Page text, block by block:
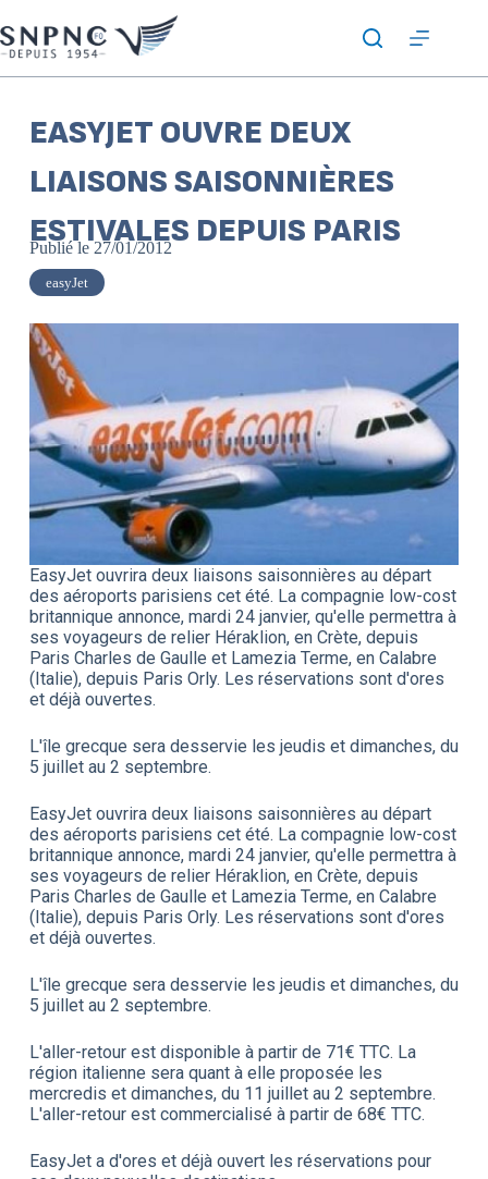
EASYJET OUVRE DEUX
LIAISONS SAISONNIÈRES
ESTIVALES DEPUIS PARIS
Publié le 27/01/2012
easyJet
EasyJet ouvrira deux liaisons saisonnières au départ
des aéroports parisiens cet été. La compagnie low-cost
britannique annonce, mardi 24 janvier, qu'elle permettra à
ses voyageurs de relier Héraklion, en Crète, depuis
Paris Charles de Gaulle et Lamezia Terme, en Calabre
(Italie), depuis Paris Orly. Les réservations sont d'ores
et déjà ouvertes.
L'île grecque sera desservie les jeudis et dimanches, du
5 juillet au 2 septembre.
EasyJet ouvrira deux liaisons saisonnières au départ
des aéroports parisiens cet été. La compagnie low-cost
britannique annonce, mardi 24 janvier, qu'elle permettra à
ses voyageurs de relier Héraklion, en Crète, depuis
Paris Charles de Gaulle et Lamezia Terme, en Calabre
(Italie), depuis Paris Orly. Les réservations sont d'ores
et déjà ouvertes.
L'île grecque sera desservie les jeudis et dimanches, du
5 juillet au 2 septembre.
L'aller-retour est disponible à partir de 71€ TTC. La
région italienne sera quant à elle proposée les
mercredis et dimanches, du 11 juillet au 2 septembre.
L'aller-retour est commercialisé à partir de 68€ TTC.
EasyJet a d'ores et déjà ouvert les réservations pour